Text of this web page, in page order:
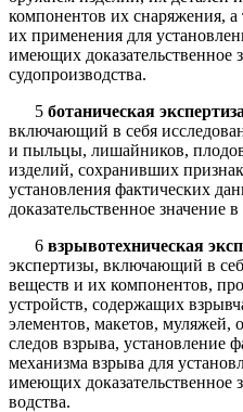
компонентов их снаряжения, а
их применения для
имеющих доказательственное
судопроизводства.
5 ботаническая
включающий в себя
и пыльцы, лишайников,
изделий, сохранивших
установления фактических
доказательственное значение
6 взрывотехническая
экспертизы, включающий в
веществ и их компонентов,
устройств, содержащих
элементов, макетов, муляжей,
следов взрыва, установление
механизма взрыва для
имеющих доказательственное
водства.